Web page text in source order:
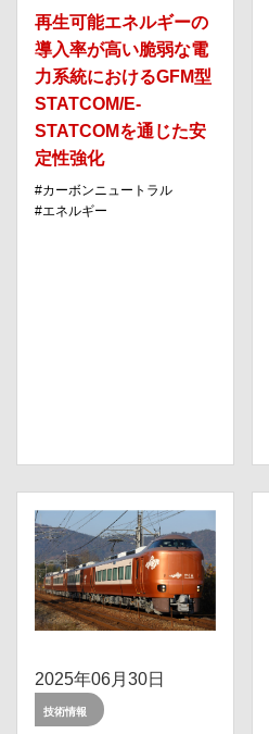
再生可能エネルギーの
導入率が高い脆弱な電
力系統におけるGFM型
STATCOM/E-
STATCOMを通じた安
定性強化
カーボンニュートラル
エネルギー
2025年06月30日
技術情報